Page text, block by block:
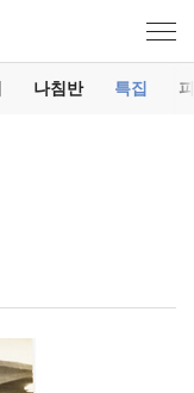
나침반 특집